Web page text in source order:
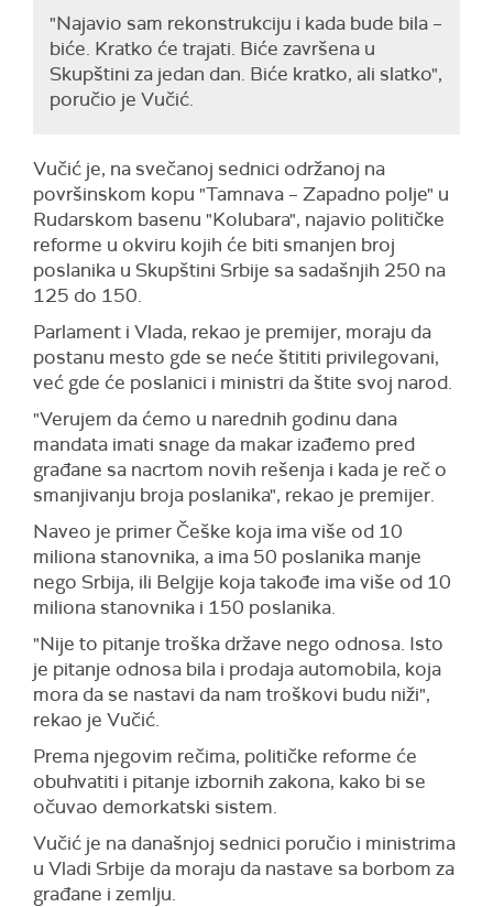
"Najavio sam rekonstrukciju i kada bude bila –
biće. Kratko će trajati. Biće završena u
Skupštini za jedan dan. Biće kratko, ali slatko",
poručio je Vučić.
Vučić je, na svečanoj sednici održanoj na
površinskom kopu "Tamnava – Zapadno polje" u
Rudarskom basenu "Kolubara", najavio političke
reforme u okviru kojih će biti smanjen broj
poslanika u Skupštini Srbije sa sadašnjih 250 na
125 do 150.
Parlament i Vlada, rekao je premijer, moraju da
postanu mesto gde se neće štititi privilegovani,
već gde će poslanici i ministri da štite svoj narod.
"Verujem da ćemo u narednih godinu dana
mandata imati snage da makar izađemo pred
građane sa nacrtom novih rešenja i kada je reč o
smanjivanju broja poslanika", rekao je premijer.
Naveo je primer Češke koja ima više od 10
miliona stanovnika, a ima 50 poslanika manje
nego Srbija, ili Belgije koja takođe ima više od 10
miliona stanovnika i 150 poslanika.
"Nije to pitanje troška države nego odnosa. Isto
je pitanje odnosa bila i prodaja automobila, koja
mora da se nastavi da nam troškovi budu niži",
rekao je Vučić.
Prema njegovim rečima, političke reforme će
obuhvatiti i pitanje izbornih zakona, kako bi se
očuvao demorkatski sistem.
Vučić je na današnjoj sednici poručio i ministrima
u Vladi Srbije da moraju da nastave sa borbom za
građane i zemlju.